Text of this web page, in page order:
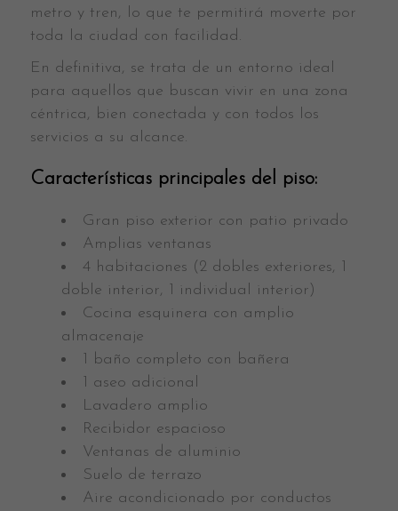
metro y tren, lo que te permitirá moverte por
toda la ciudad con facilidad.
En definitiva, se trata de un entorno ideal
para aquellos que buscan vivir en una zona
céntrica, bien conectada y con todos los
servicios a su alcance.
Características principales del piso:
Gran piso exterior con patio privado
Amplias ventanas
4 habitaciones (2 dobles exteriores, 1
doble interior, 1 individual interior)
Cocina esquinera con amplio
almacenaje
1 baño completo con bañera
1 aseo adicional
Lavadero amplio
Recibidor espacioso
Ventanas de aluminio
Suelo de terrazo
Aire acondicionado por conductos